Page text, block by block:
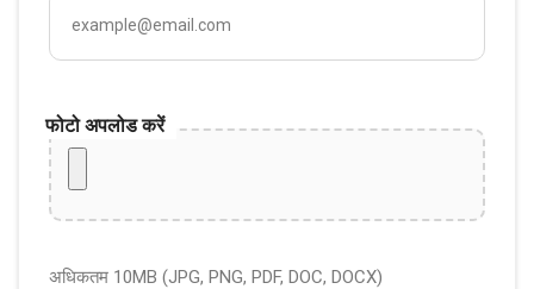
फोटो अपलोड करें
अधिकतम 10MB (JPG, PNG, PDF, DOC, DOCX)